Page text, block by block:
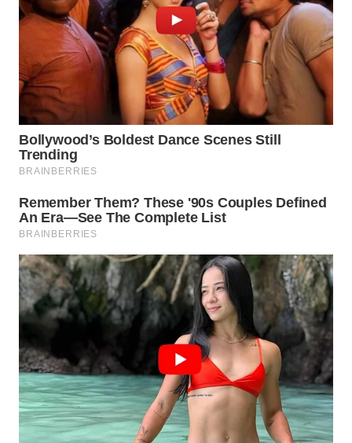
WN
LABUHANBATU
WN
TAPANULI
TENGAH
WN DELI
SERDANG
WN
TEBING
TINGGI
WN
PAKPAK
KARAWANG
WN
BEKASI